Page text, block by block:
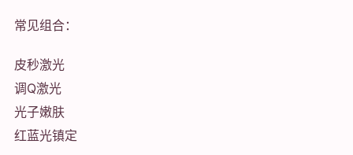
常见组合：
皮秒激光
调Q激光
光子嫩肤
红蓝光镇定